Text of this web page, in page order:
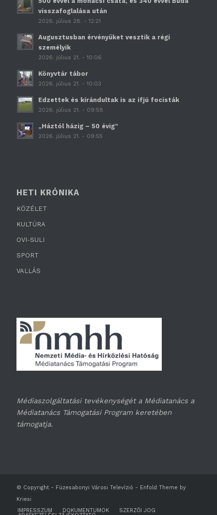
visszafoglalása után
2026. július 28. - 12:21
Augusztusban érvényüket vesztik a régi
személyik
2026. július 21. - 10:06
Könyvtár tábor
2026. július 21. - 10:03
Edzettek és kirándultak is az ifjú focisták
2026. július 21. - 09:58
„Háztól házig – 50 évig”
2026. július 21. - 09:55
HETI KRÓNIKA
KÖZÉLET
KULTÚRA
OVI-SULI
SPORT
VALLÁS
Médiaszolgáltatási tevékenységét a Médiatanács a
Médiatanács Támogatási Program keretében
támogatja.
© Copyright - Füzesabonyi Városi Televízió - Enfold Theme by
Kriesi
IMPRESSZUM
DOKUMENTUMOK SZERZŐI JOG